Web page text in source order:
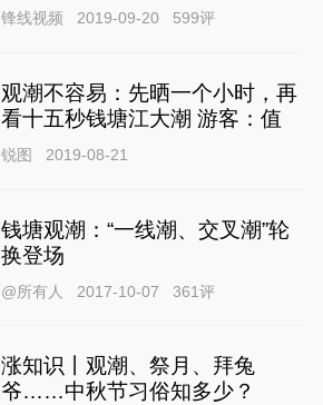
锋线视频 2019-09-20 599评
观潮不容易：先晒一个小时，再
看十五秒钱塘江大潮 游客：值
锐图 2019-08-21
钱塘观潮：“一线潮、交叉潮”轮
换登场
@所有人 2017-10-07 361评
涨知识丨观潮、祭月、拜兔
爷……中秋节习俗知多少？